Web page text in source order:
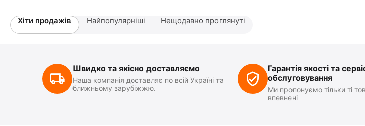
Хіти продажів Найпопулярніші Нещодавно проглянуті
Швидко та якісно доставляємо
Наша компанія доставляє по всій Україні та
ближньому зарубіжжю.
Гарантія якості та
обслуговування
Ми пропонуємо тільки ті
впевнені